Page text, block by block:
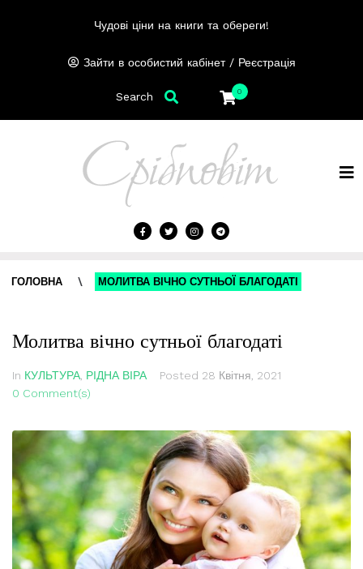
Чудові ціни на книги та обереги!
Зайти в особистий кабінет / Реєстрація
0
Search
ГОЛОВНА \ МОЛИТВА ВІЧНО СУТНЬОЇ БЛАГОДАТІ
Молитва вічно сутньої благодаті
In КУЛЬТУРА РІДНА ВІРА Posted 28 Квітня, 2021
0 Comment(s)